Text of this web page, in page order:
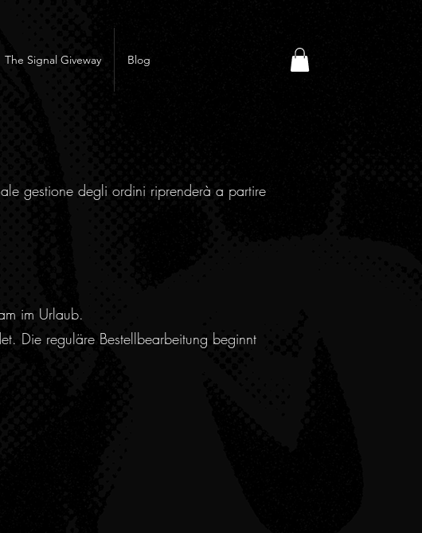
The Signal Giveway Blog
gestione degli ordini riprenderà a partire
im Urlaub.
Die reguläre Bestellbearbeitung beginnt